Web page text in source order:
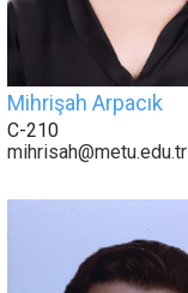
Mihrişah Arpacık
C-210
mihrisah@metu.edu.tr